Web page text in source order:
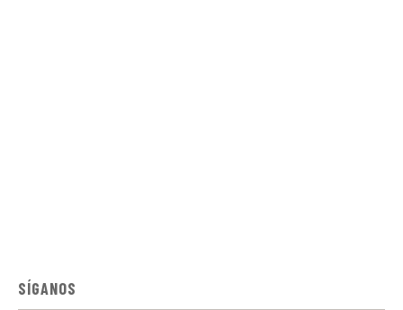
SÍGANOS